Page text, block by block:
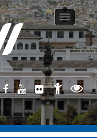
Toggle